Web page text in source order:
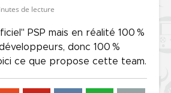
de lecture
PSP mais en réalité 100 %
donc 100 %
ce que propose cette team.